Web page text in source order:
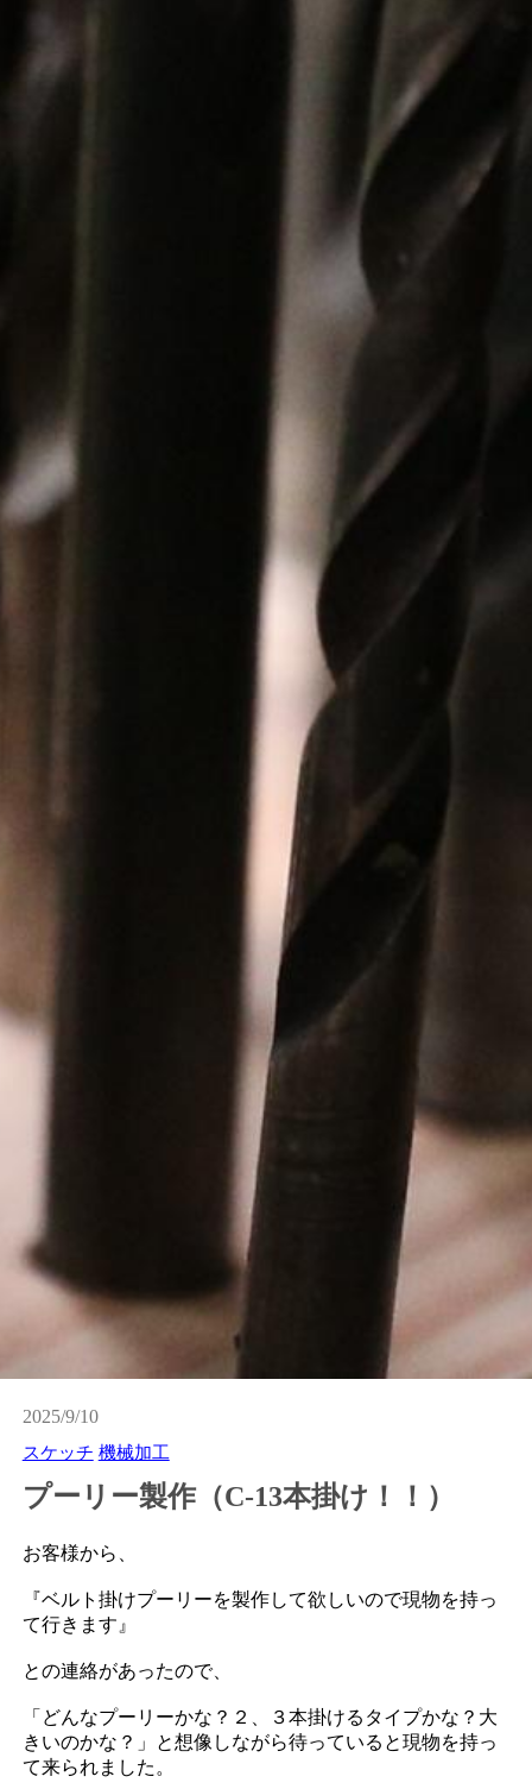
2025/9/10
スケッチ 機械加工
プーリー製作（C-13本掛け！！）
お客様から、
『ベルト掛けプーリーを製作して欲しいので現物を持っ
て行きます』
との連絡があったので、
「どんなプーリーかな？２、３本掛けるタイプかな？大
きいのかな？」と想像しながら待っていると現物を持っ
て来られました。